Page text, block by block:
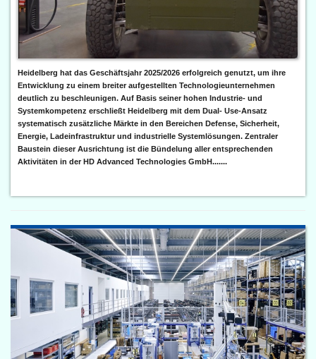
Heidelberg hat das Geschäftsjahr 2025/2026 erfolgreich genutzt, um ihre
Entwicklung zu einem breiter aufgestellten Technologieunternehmen
deutlich zu beschleunigen. Auf Basis seiner hohen Industrie- und
Systemkompetenz erschließt Heidelberg mit dem Dual- Use-Ansatz
systematisch zusätzliche Märkte in den Bereichen Defense, Sicherheit,
Energie, Ladeinfrastruktur und industrielle Systemlösungen. Zentraler
Baustein dieser Ausrichtung ist die Bündelung aller entsprechenden
Aktivitäten in der HD Advanced Technologies GmbH.......